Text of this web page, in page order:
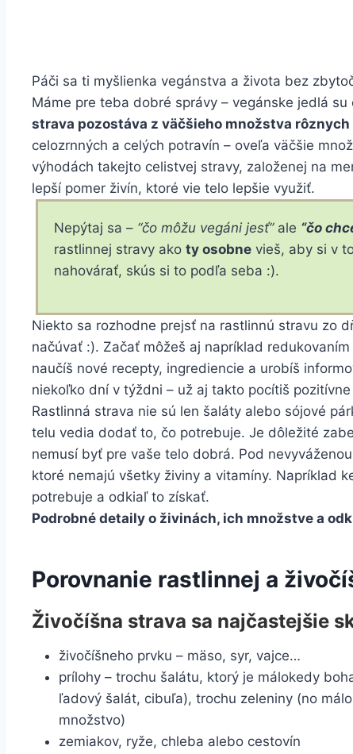
Páči sa ti myšlienka vegánstva a života bez
Máme pre teba dobré správy – vegánske jedlá
strava pozostáva z väčšieho množstva
celozrnných a celých potravín – oveľa väčšie
výhodách takejto celistvej stravy, založenej na
lepší pomer živín, ktoré vie telo lepšie využiť.
Nepýtaj sa – “čo môžu vegáni jesť” ale “čo
rastlinnej stravy ako ty osobne vieš, aby si v
nahovárať, skús si to podľa seba :).
Niekto sa rozhodne prejsť na rastlinnú stravu zo
načúvať :). Začať môžeš aj napríklad
naučíš nové recepty, ingrediencie a urobíš
niekoľko dní v týždni – už aj takto pocítiš
Rastlinná strava nie sú len šaláty alebo sójové
telu vedia dodať to, čo potrebuje. Je dôležité
nemusí byť pre vaše telo dobrá. Pod
ktoré nemajú všetky živiny a vitamíny. Napríklad
potrebuje a odkiaľ to získať.
Podrobné detaily o živinách, ich množstve a
Porovnanie rastlinnej a
Živočíšna strava sa najčastejšie
živočíšneho prvku – mäso, syr, vajce…
prílohy – trochu šalátu, ktorý je málokedy
ľadový šalát, cibuľa), trochu zeleniny (no
množstvo)
zemiakov, ryže, chleba alebo cestovín